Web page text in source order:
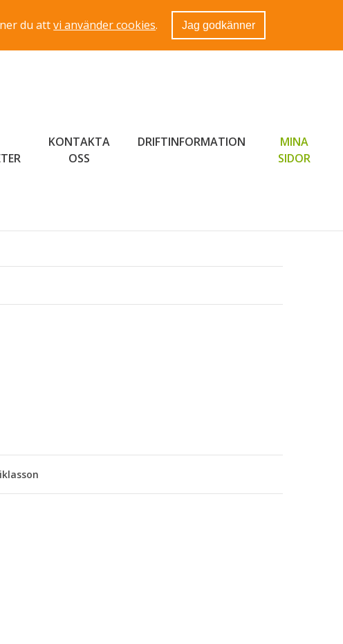
du attvi använder cookies. Jag godkänner
KONTAKTA
OSS
DRIFTINFORMATION
MINA
SIDOR